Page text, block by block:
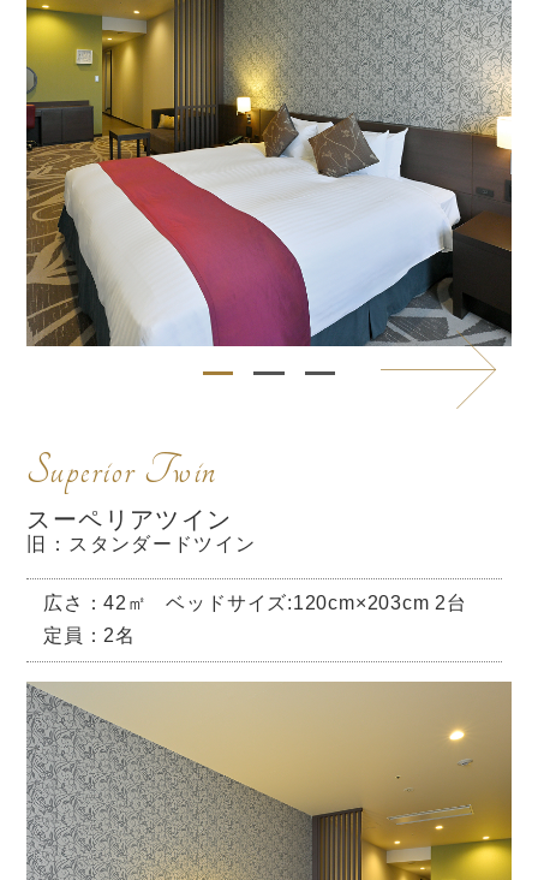
Superior Twin
スーペリアツイン
旧：スタンダードツイン
広さ：42㎡
ベッドサイズ:120cm×203cm 2台
定員：2名